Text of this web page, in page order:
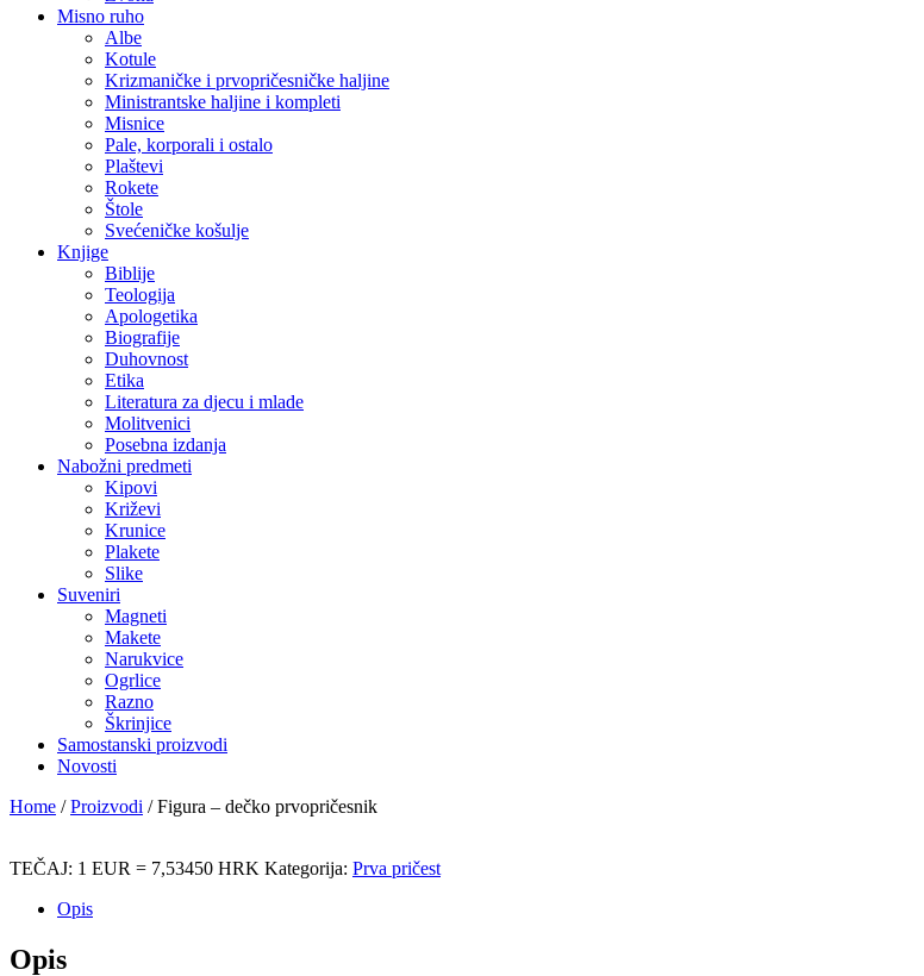
Misno ruho
Albe
Kotule
Krizmaničke i prvopričesničke haljine
Ministrantske haljine i kompleti
Misnice
Pale, korporali i ostalo
Plaštevi
Rokete
Štole
Svećeničke košulje
Knjige
Biblije
Teologija
Apologetika
Biografije
Duhovnost
Etika
Literatura za djecu i mlade
Molitvenici
Posebna izdanja
Nabožni predmeti
Kipovi
Križevi
Krunice
Plakete
Slike
Suveniri
Magneti
Makete
Narukvice
Ogrlice
Razno
Škrinjice
Samostanski proizvodi
Novosti
Home / Proizvodi / Figura – dečko prvopričesnik
TEČAJ: 1 EUR = 7,53450 HRK Kategorija: Prva pričest
Opis
Opis